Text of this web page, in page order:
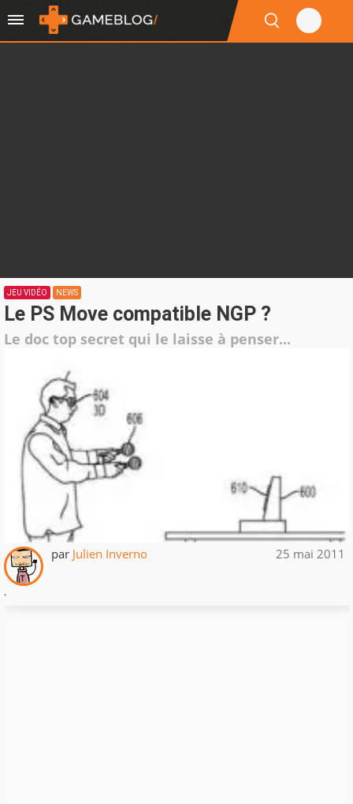
JEU VIDÉO NEWS
Le PS Move compatible NGP ?
Le doc top secret qui le laisse à penser...
par Julien Inverno 25 mai 2011
.